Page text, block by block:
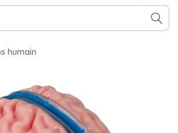
humain